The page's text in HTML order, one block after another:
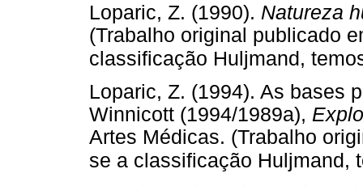
Loparic, Z. (1990). Natureza
(Trabalho original publicado
classificação Huljmand,
Loparic, Z. (1994). As bases
Winnicott (1994/1989a),
Artes Médicas. (Trabalho
se a classificação Huljmand,